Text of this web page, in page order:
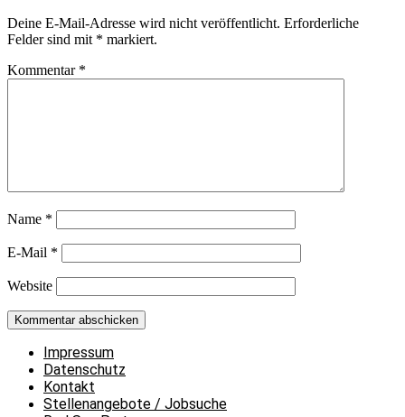
Deine E-Mail-Adresse wird nicht veröffentlicht. Erforderliche
Felder sind mit * markiert.
Kommentar *
Name *
E-Mail *
Website
Impressum
Datenschutz
Kontakt
Stellenangebote / Jobsuche